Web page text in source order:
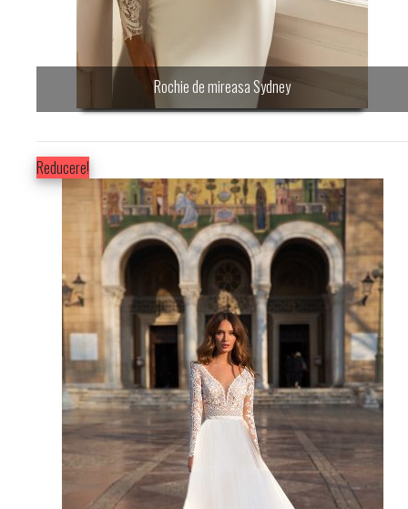
Rochie de mireasa Sydney
Reducere!